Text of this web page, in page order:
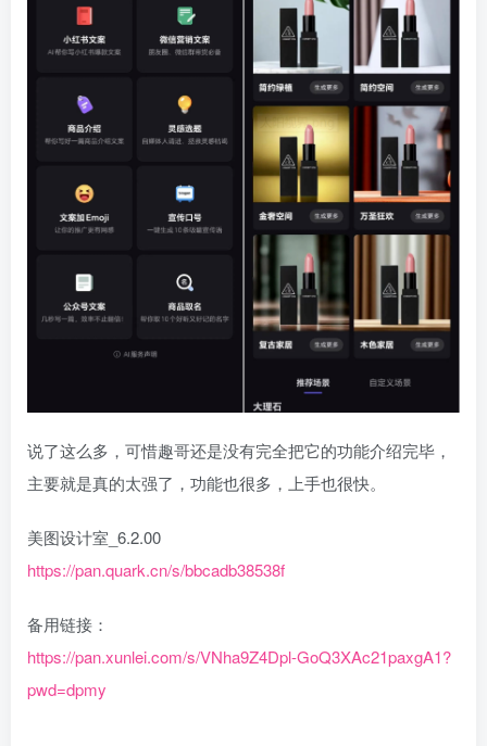
说了这么多，可惜趣哥还是没有完全把它的功能介绍完毕，
主要就是真的太强了，功能也很多，上手也很快。
美图设计室_6.2.00
https://pan.quark.cn/s/bbcadb38538f
备用链接：
https://pan.xunlei.com/s/VNha9Z4Dpl-GoQ3XAc21paxgA1?
pwd=dpmy